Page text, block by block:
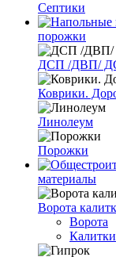
Септики
порожки
ДСП /ДВП/
Коврики.
Линолеум
Порожки
материалы
Ворота
Ворота
Калитки